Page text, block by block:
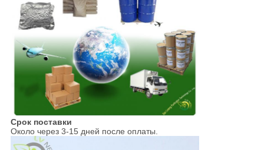
Срок поставки
Около через 3-15 дней после оплаты.